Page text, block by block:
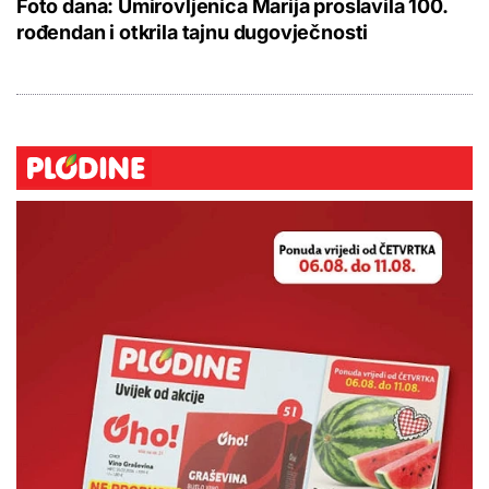
Foto dana: Umirovljenica Marija proslavila 100.
rođendan i otkrila tajnu dugovječnosti